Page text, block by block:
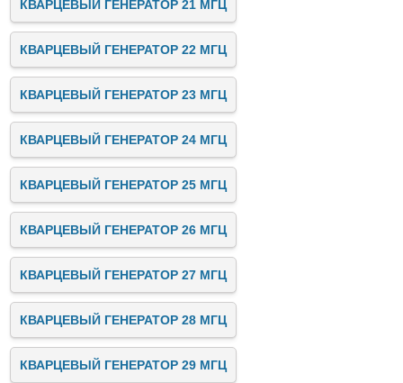
КВАРЦЕВЫЙ ГЕНЕРАТОР 21 МГЦ
КВАРЦЕВЫЙ ГЕНЕРАТОР 22 МГЦ
КВАРЦЕВЫЙ ГЕНЕРАТОР 23 МГЦ
КВАРЦЕВЫЙ ГЕНЕРАТОР 24 МГЦ
КВАРЦЕВЫЙ ГЕНЕРАТОР 25 МГЦ
КВАРЦЕВЫЙ ГЕНЕРАТОР 26 МГЦ
КВАРЦЕВЫЙ ГЕНЕРАТОР 27 МГЦ
КВАРЦЕВЫЙ ГЕНЕРАТОР 28 МГЦ
КВАРЦЕВЫЙ ГЕНЕРАТОР 29 МГЦ